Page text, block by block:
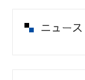
ニュース